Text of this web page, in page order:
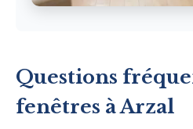
Questions
fenêtres à Arzal